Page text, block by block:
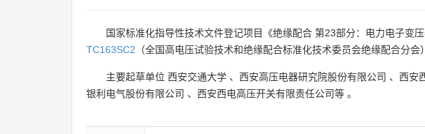
国家标准化指导性技术文件登记项目《绝缘配合 第23部分：电力电子变
TC163SC2 （全国高电压试验技术和绝缘配合标准化技术委员会绝缘配合分会
主要起草单位 西安交通大学 、 西安高压电器研究院股份有限公司 、 西安
银利电气股份有限公司 、 西安西电高压开关有限责任公司等 。